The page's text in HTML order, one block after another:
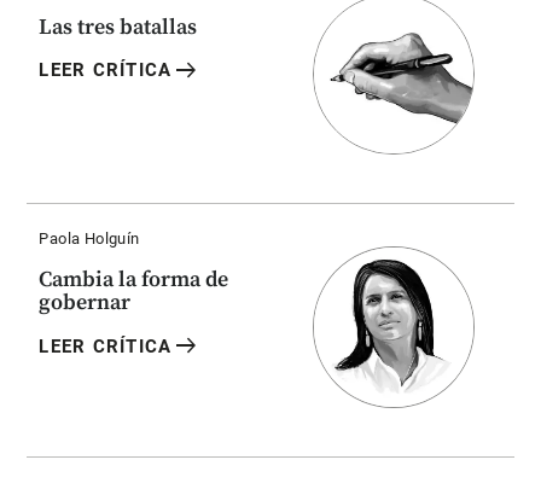
Las tres batallas
LEER CRÍTICA arrow_right_alt
Paola Holguín
Cambia la forma de
gobernar
LEER CRÍTICA arrow_right_alt